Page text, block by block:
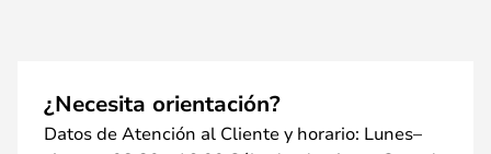
¿Necesita orientación?
Datos de Atención al Cliente y horario: Lunes–